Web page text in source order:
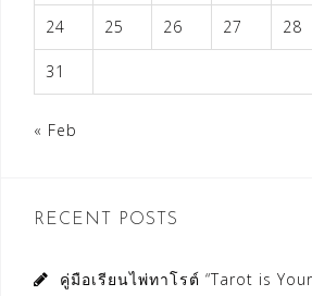
24 25 26 27 28
31
« Feb
RECENT POSTS
คู่มือเรียนไพ่ทาโรต์ “Tarot is